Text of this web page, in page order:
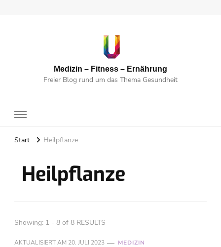
Medizin – Fitness – Ernährung
Freier Blog rund um das Thema Gesundheit
Start Heilpflanze
Heilpflanze
Showing: 1 - 8 of 8 RESULTS
AKTUALISIERT AM 20. JULI 2023 MEDIZIN